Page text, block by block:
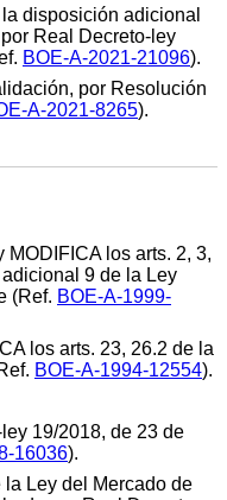
disposición adicional
Real Decreto-ley
BOE-A-2021-21096).
por Resolución
A-2021-8265).
los arts. 2, 3,
9 de la Ley
(Ref. BOE-A-1999-
los arts. 23, 26.2 de la
BOE-A-1994-12554).
19/2018, de 23 de
16036).
Ley del Mercado de